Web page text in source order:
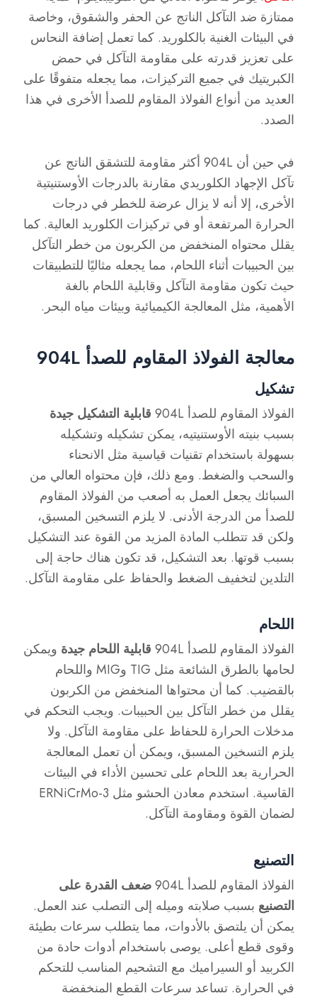
ممتازة ضد التآكل الناتج عن الحفر والشقوق، وخاصة
في البيئات الغنية بالكلوريد. كما تعمل إضافة النحاس
على تعزيز قدرته على مقاومة التآكل في حمض
الكبريتيك في جميع التركيزات، مما يجعله متفوقًا على
العديد من أنواع الفولاذ المقاوم للصدأ الأخرى في هذا
الصدد.
في حين أن 904L أكثر مقاومة للتشقق الناتج عن
تآكل الإجهاد الكلوريدي مقارنة بالدرجات الأوستنيتية
الأخرى، إلا أنه لا يزال عرضة للخطر في درجات
الحرارة المرتفعة أو في تركيزات الكلوريد العالية. كما
يقلل محتواه المنخفض من الكربون من خطر التآكل
بين الحبيبات أثناء اللحام، مما يجعله مثاليًا للتطبيقات
حيث تكون مقاومة التآكل وقابلية اللحام بالغة
الأهمية، مثل المعالجة الكيميائية وبيئات مياه البحر.
معالجة الفولاذ المقاوم للصدأ 904L
تشكيل
الفولاذ المقاوم للصدأ 904L
قابلية التشكيل جيدة
بسبب بنيته الأوستنيتيه، يمكن تشكيله وتشكيله
بسهولة باستخدام تقنيات قياسية مثل الانحناء
والسحب والضغط. ومع ذلك، فإن محتواه العالي من
السبائك يجعل العمل به أصعب من الفولاذ المقاوم
للصدأ من الدرجة الأدنى. لا يلزم التسخين المسبق،
ولكن قد تتطلب المادة المزيد من القوة عند التشكيل
بسبب قوتها. بعد التشكيل، قد تكون هناك حاجة إلى
التلدين لتخفيف الضغط والحفاظ على مقاومة التآكل.
اللحام
الفولاذ المقاوم للصدأ 904L قابلية اللحام جيدة ويمكن
لحامها بالطرق الشائعة مثل TIG وMIG واللحام
بالقضيب. كما أن محتواها المنخفض من الكربون
يقلل من خطر التآكل بين الحبيبات. ويجب التحكم في
مدخلات الحرارة للحفاظ على مقاومة التآكل. ولا
يلزم التسخين المسبق، ويمكن أن تعمل المعالجة
الحرارية بعد اللحام على تحسين الأداء في البيئات
القاسية. استخدم معادن الحشو مثل ERNiCrMo-3
لضمان القوة ومقاومة التآكل.
التصنيع
الفولاذ المقاوم للصدأ 904L
ضعف القدرة على
التصنيع بسبب صلابته وميله إلى التصلب عند العمل.
يمكن أن يلتصق بالأدوات، مما يتطلب سرعات بطيئة
وقوى قطع أعلى. يوصى باستخدام أدوات حادة من
الكربيد أو السيراميك مع التشحيم المناسب للتحكم
في الحرارة. تساعد سرعات القطع المنخفضة